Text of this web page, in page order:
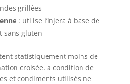
grillées
: utilise l’injera à base de
sans gluten
statistiquement moins de
croisée, à condition de
et condiments utilisés ne